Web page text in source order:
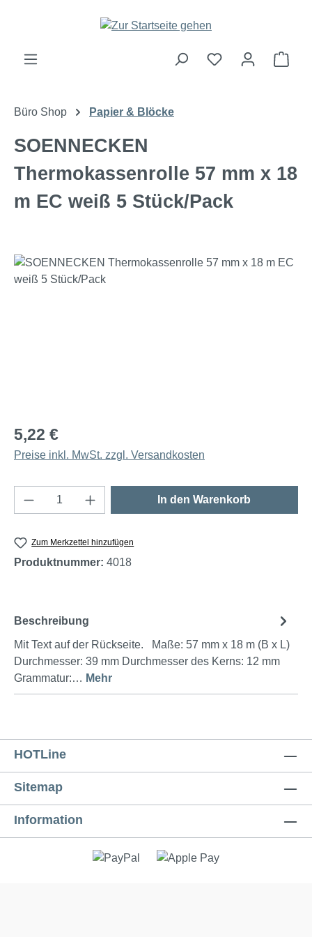
Zum Hauptinhalt springen
Büro Shop Papier & Blöcke
SOENNECKEN
Thermokassenrolle 57 mm x 18
m EC weiß 5 Stück/Pack
Bildergalerie überspringen
5,22 €
Preise inkl. MwSt. zzgl. Versandkosten
Produkt Anzahl: Gib den gewünschten
In den Warenkorb
Zum Merkzettel hinzufügen
Produktnummer: 4018
Beschreibung
Mit Text auf der Rückseite. Maße: 57 mm x 18 m (B x L)
Durchmesser: 39 mm Durchmesser des Kerns: 12 mm
Grammatur:… Mehr
HOTLine
Sitemap
Information